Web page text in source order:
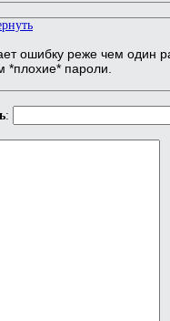
ошибку реже чем один
пароли.
: